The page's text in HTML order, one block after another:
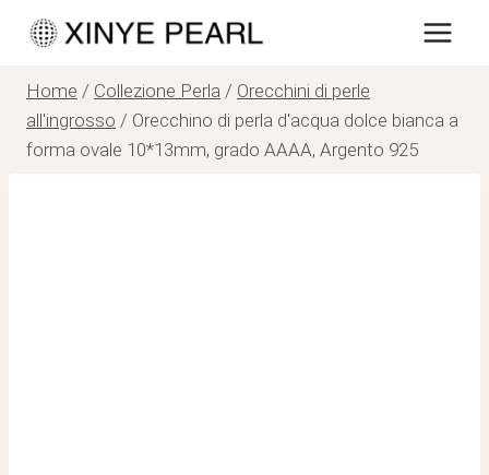
Salta
contenuto
Home / Collezione Perla / Orecchini di perle
all'ingrosso / Orecchino di perla d'acqua dolce bianca a
forma ovale 10*13mm, grado AAAA, Argento 925